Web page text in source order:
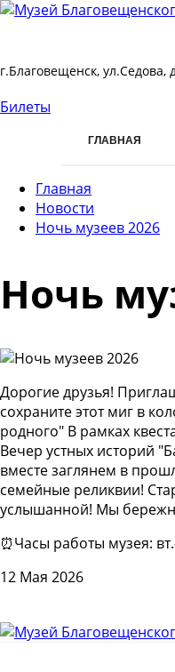
г.Благовещенск,
Билеты
ГЛАВНАЯ
Главная
Новости
Ночь музеев 2026
Ночь
Дорогие друзья!
сохраните этот миг в
родного" В рамках
Вечер устных историй
вместе заглянем в
семейные реликвии!
услышанной! Мы
⏰Часы работы музея:
12 Мая 2026